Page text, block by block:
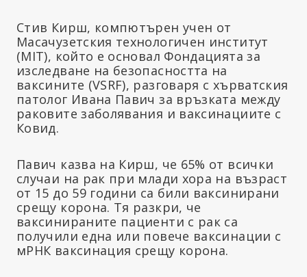
Стив Кирш, компютърен учен от
Масачузетския технологичен институт
(MIT), който е основал Фондацията за
изследване на безопасността на
ваксините (VSRF), разговаря с хърватския
патолог Ивана Павич за връзката между
раковите заболявания и ваксинациите с
Ковид.
Павич казва на Кирш, че 65% от всички
случаи на рак при млади хора на възраст
от 15 до 59 години са били ваксинирани
срещу корона. Тя разкри, че
ваксинираните пациенти с рак са
получили една или повече ваксинации с
мРНК ваксинация срещу корона.